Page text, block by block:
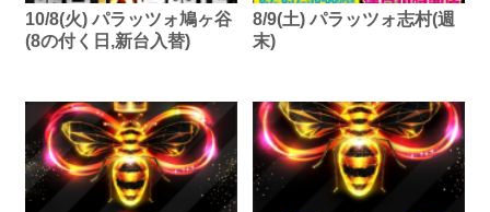
10/8(火) パラッツォ鳩ヶ谷
(8の付く日,新台入替)
8/9(土) パラッツォ志村(週
末)